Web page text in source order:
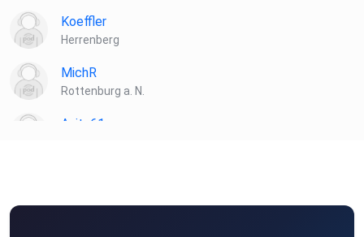
Koeffler
Herrenberg
MichR
Rottenburg a. N.
Anita61